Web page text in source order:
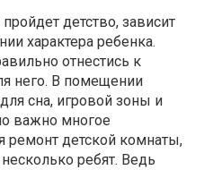
детство, зависит
характера ребенка.
отнестись к
него. В помещении
сна, игровой зоны и
важно многое
ремонт детской комнаты,
ребят. Ведь